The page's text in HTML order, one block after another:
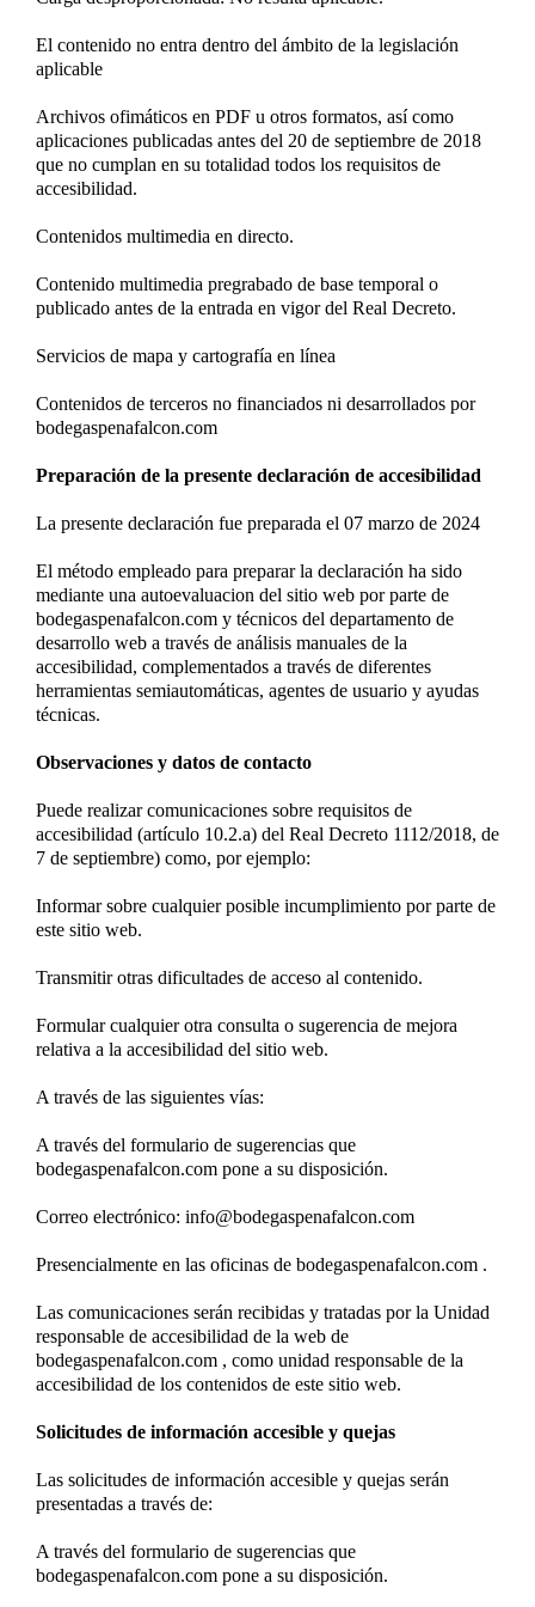
El contenido no entra dentro del ámbito de la legislación
aplicable
Archivos ofimáticos en PDF u otros formatos, así como
aplicaciones publicadas antes del 20 de septiembre de 2018
que no cumplan en su totalidad todos los requisitos de
accesibilidad.
Contenidos multimedia en directo.
Contenido multimedia pregrabado de base temporal o
publicado antes de la entrada en vigor del Real Decreto.
Servicios de mapa y cartografía en línea
Contenidos de terceros no financiados ni desarrollados por
bodegaspenafalcon.com
Preparación de la presente declaración de accesibilidad
La presente declaración fue preparada el 07 marzo de 2024
El método empleado para preparar la declaración ha sido
mediante una autoevaluacion del sitio web por parte de
bodegaspenafalcon.com y técnicos del departamento de
desarrollo web a través de análisis manuales de la
accesibilidad, complementados a través de diferentes
herramientas semiautomáticas, agentes de usuario y ayudas
técnicas.
Observaciones y datos de contacto
Puede realizar comunicaciones sobre requisitos de
accesibilidad (artículo 10.2.a) del Real Decreto 1112/2018, de
7 de septiembre) como, por ejemplo:
Informar sobre cualquier posible incumplimiento por parte de
este sitio web.
Transmitir otras dificultades de acceso al contenido.
Formular cualquier otra consulta o sugerencia de mejora
relativa a la accesibilidad del sitio web.
A través de las siguientes vías:
A través del formulario de sugerencias que
bodegaspenafalcon.com pone a su disposición.
Correo electrónico: info@bodegaspenafalcon.com
Presencialmente en las oficinas de bodegaspenafalcon.com .
Las comunicaciones serán recibidas y tratadas por la Unidad
responsable de accesibilidad de la web de
bodegaspenafalcon.com , como unidad responsable de la
accesibilidad de los contenidos de este sitio web.
Solicitudes de información accesible y quejas
Las solicitudes de información accesible y quejas serán
presentadas a través de:
A través del formulario de sugerencias que
bodegaspenafalcon.com pone a su disposición.